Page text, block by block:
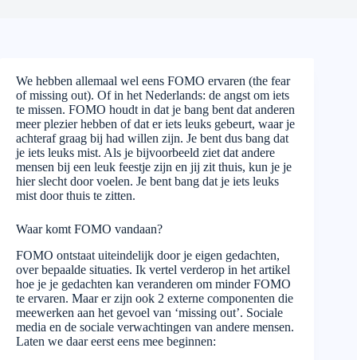
We hebben allemaal wel eens FOMO ervaren (the fear
of missing out). Of in het Nederlands: de angst om iets
te missen. FOMO houdt in dat je bang bent dat anderen
meer plezier hebben of dat er iets leuks gebeurt, waar je
achteraf graag bij had willen zijn. Je bent dus bang dat
je iets leuks mist. Als je bijvoorbeeld ziet dat andere
mensen bij een leuk feestje zijn en jij zit thuis, kun je je
hier slecht door voelen. Je bent bang dat je iets leuks
mist door thuis te zitten.
Waar komt FOMO vandaan?
FOMO ontstaat uiteindelijk door je eigen gedachten,
over bepaalde situaties. Ik vertel verderop in het artikel
hoe je je gedachten kan veranderen om minder FOMO
te ervaren. Maar er zijn ook 2 externe componenten die
meewerken aan het gevoel van ‘missing out’. Sociale
media en de sociale verwachtingen van andere mensen.
Laten we daar eerst eens mee beginnen: